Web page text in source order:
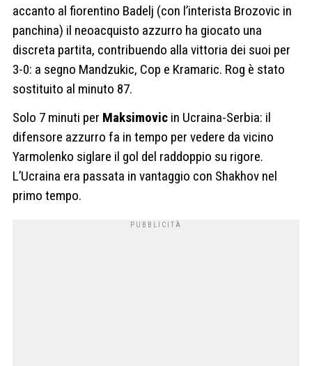
accanto al fiorentino Badelj (con l’interista Brozovic in
panchina) il neoacquisto azzurro ha giocato una
discreta partita, contribuendo alla vittoria dei suoi per
3-0: a segno Mandzukic, Cop e Kramaric. Rog è stato
sostituito al minuto 87.
Solo 7 minuti per Maksimovic in Ucraina-Serbia: il
difensore azzurro fa in tempo per vedere da vicino
Yarmolenko siglare il gol del raddoppio su rigore.
L’Ucraina era passata in vantaggio con Shakhov nel
primo tempo.